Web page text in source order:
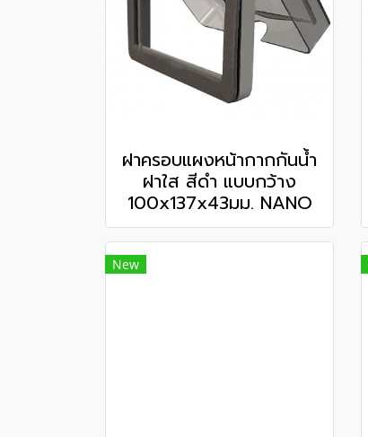
ฝาครอบแผงหน้ากากกันน้ำ
ฝาใส สีดำ แบบกว้าง
100x137x43มม. NANO
New